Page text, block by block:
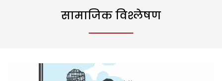
सामाजिक विश्लेषण